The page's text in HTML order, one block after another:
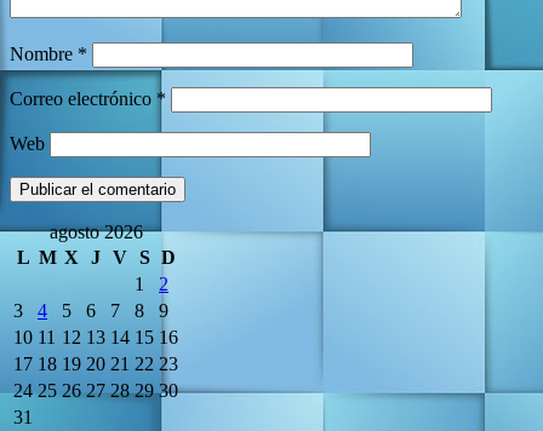
Nombre *
Correo electrónico *
Web
agosto 2026
L M X J V S D
1
2
3
4 5 6 7 8
9
10 11 12 13 14 15 16
17 18 19 20 21 22 23
24 25 26 27 28 29 30
31